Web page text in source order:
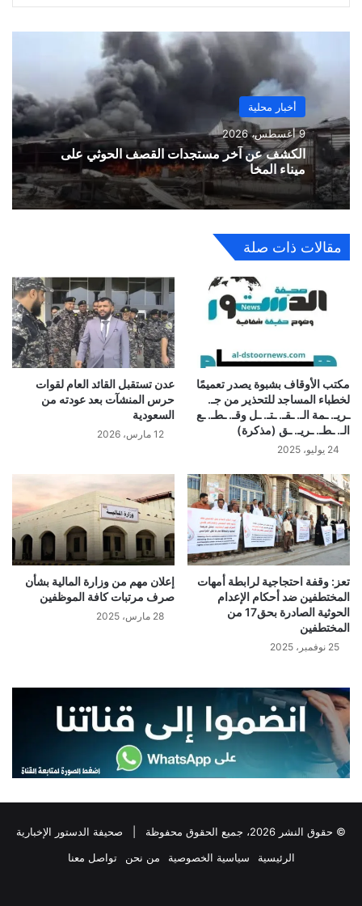
أخبار محلية
9 أغسطس، 2026
الكشف عن آخر مستجدات القصف الحوثي على
ميناء المخا
مقالات ذات صلة
مكتب الأوقاف بشبوة يصدر تعميمًا
لخطباء المساجد للتحذير من جـ.
ـريـ. ـمة الـ. ـقـ. ـتـ. ـل وقـ. ـطـ. ـع
الـ. ـطـ. ـريـ. ـق (مذكرة)
24 يوليو، 2025
عدن تستقبل القائد العام لقوات
حرس المنشآت بعد عودته من
السعودية
12 مارس، 2026
تعز: وقفة احتجاجية لرابطة أمهات
المختطفين ضد أحكام الإعدام
الحوثية الصادرة بحق17 من
المختطفين
25 نوفمبر، 2025
إعلان مهم من وزارة المالية بشأن
صرف مرتبات كافة الموظفين
28 مارس، 2025
© حقوق النشر 2026، جميع الحقوق محفوظة |
صحيفة الدستور الإخبارية
الرئيسية
سياسية الخصوصية من نحن تواصل معنا